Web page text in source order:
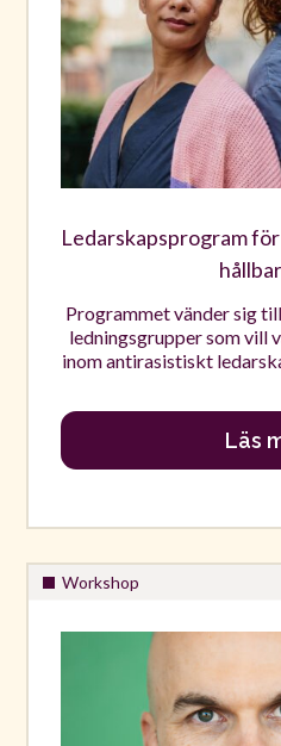
Ledarskapsprogram
Programmet vänder sig
ledningsgrupper som vill
inom antirasistiskt
Läs
Workshop